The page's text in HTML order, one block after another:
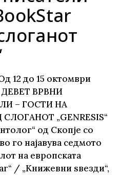
12 до 15 октомври
ДЕВЕТ ВРВНИ
– ГОСТИ НА
СЛОГАНОТ „GENRESIS“
од Скопје со
го најавува седмото
на европската
/ „Книжевни ѕвезди“,